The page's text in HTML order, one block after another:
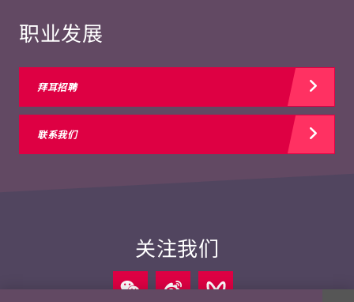
职业发展
拜耳招聘
联系我们
关注我们